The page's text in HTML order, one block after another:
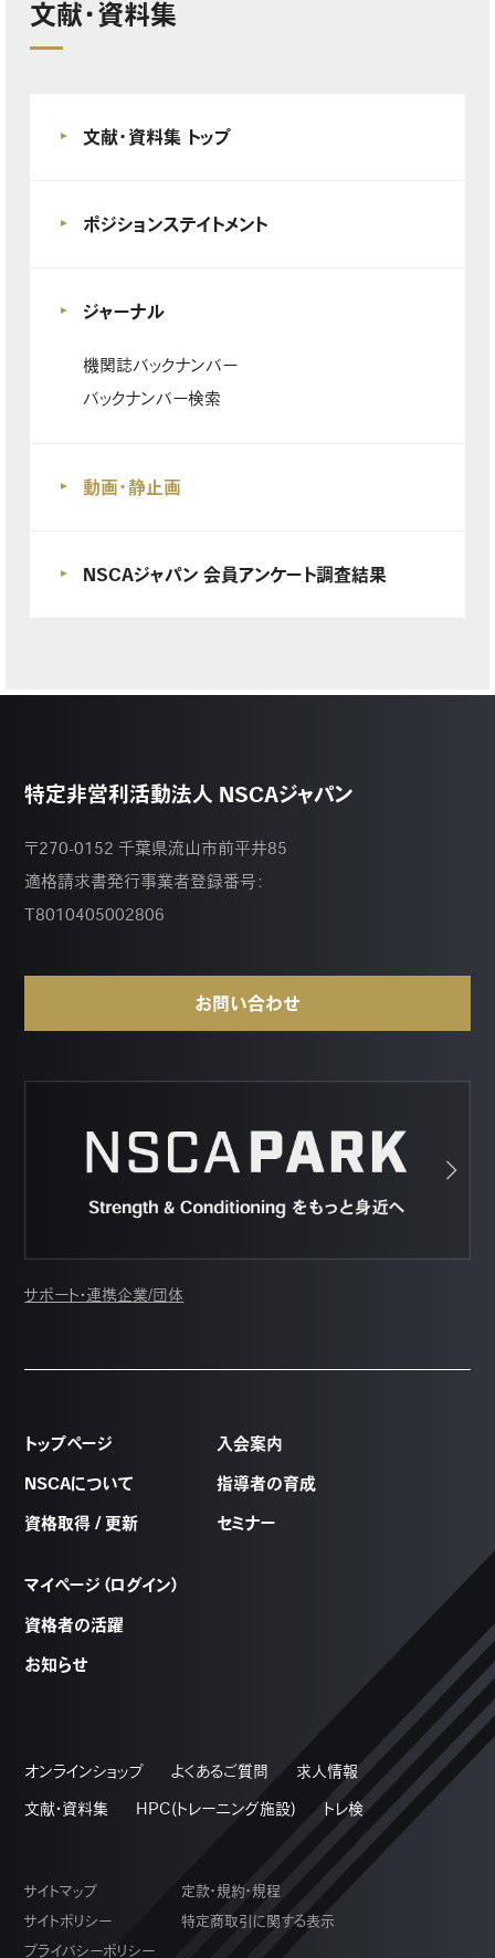
文献・資料集
文献・資料集 トップ
ポジションステイトメント
ジャーナル
機関誌バックナンバー
バックナンバー検索
動画・静止画
NSCAジャパン 会員アンケート調査結果
特定非営利活動法人 NSCAジャパン
〒270-0152 千葉県流山市前平井85
適格請求書発行事業者登録番号：
T8010405002806
お問い合わせ
サポート・連携企業/団体
トップページ
NSCAについて
資格取得 / 更新
マイページ（ログイン）
資格者の活躍
お知らせ
入会案内
指導者の育成
セミナー
オンラインショップ よくあるご質問 求人情報
文献・資料集 HPC(トレーニング施設) トレ検
サイトマップ
サイトポリシー
プライバシーポリシー
定款・規約・規程
特定商取引に関する表示